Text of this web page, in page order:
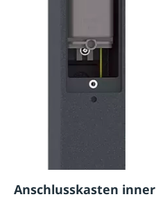
Anschlusskasten